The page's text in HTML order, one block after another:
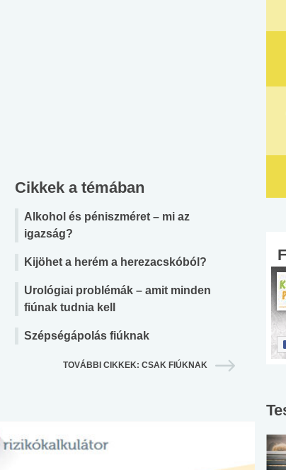
Cikkek a témában
Alkohol és péniszméret – mi az
igazság?
Kijöhet a herém a herezacskóból?
Urológiai problémák – amit minden
fiúnak tudnia kell
Szépségápolás fiúknak
TOVÁBBI CIKKEK: CSAK FIÚKNAK